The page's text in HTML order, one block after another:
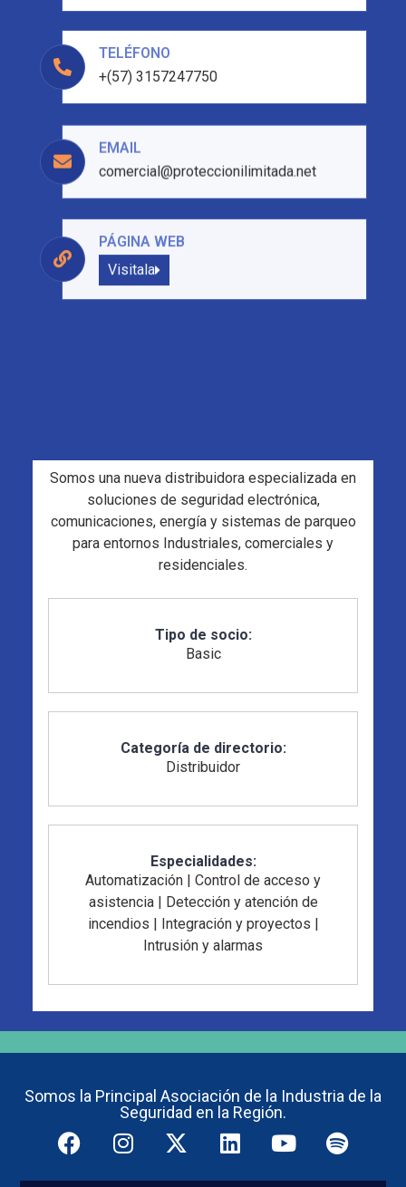
TELÉFONO
+(57) 3157247750
EMAIL
comercial@proteccionilimitada.net
PÁGINA WEB
Visitala
Somos una nueva distribuidora especializada en
soluciones de seguridad electrónica,
comunicaciones, energía y sistemas de parqueo
para entornos Industriales, comerciales y
residenciales.
Tipo de socio:
Basic
Categoría de directorio:
Distribuidor
Especialidades:
Automatización | Control de acceso y
asistencia| Detección y atención de
incendios | Integración y proyectos |
Intrusión y alarmas
Somos la Principal Asociación de la Industria de la
Seguridad en la Región.